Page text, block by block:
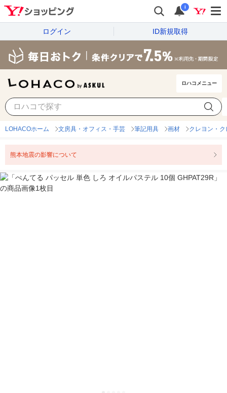
i
ログイン ID新規取得
ロハコメニュー
LOHACOホーム 文房具・オフィス・手芸 筆記用具 画材 クレヨン・
熊本地震の影響について